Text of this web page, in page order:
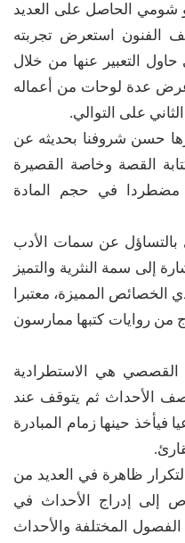
شومي الحاصل على العديد
الفنون استعرض تجربته
حاول التعبير عنها من خلال
عرض عدة لوحات من أعماله
على التوالي.
حسن شروفنا بحديثه عن
القصة وخاصة القصيرة
مضطردا في حجم المادة
بالتساؤل عن سمات الأدب
إلى سمة النثرية والتميز
الخصائص المميزة، معتبرا
من روايات كتبها ممارسون
هي الاستطرادية
الأحداث ثم يتوقف عند
فيأخذ حينها زمام المبادرة
ظاهرة في العديد من
إلى إدراج الأحداث في
الفصول المختلفة والأحداث